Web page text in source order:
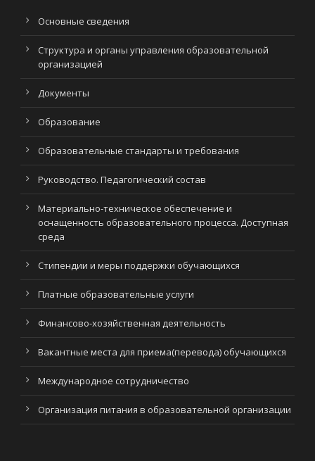
Основные сведения
Структура и органы управления образовательной
организацией
Документы
Образование
Образовательные стандарты и требования
Руководство. Педагогический состав
Материально-техническое обеспечение и
оснащенность образовательного процесса. Доступная
среда
Стипендии и меры поддержки обучающихся
Платные образовательные услуги
Финансово-хозяйственная деятельность
Вакантные места для приема(перевода) обучающихся
Международное сотрудничество
Организация питания в образовательной организации